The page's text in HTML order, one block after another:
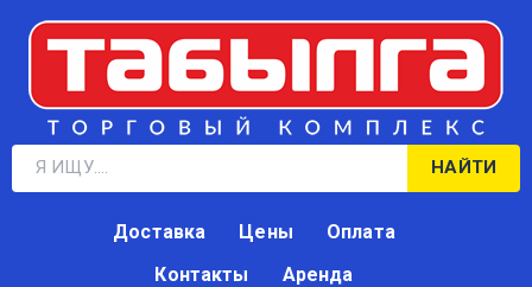
НАЙТИ
Доставка Цены
Оплата
Контакты
Аренда